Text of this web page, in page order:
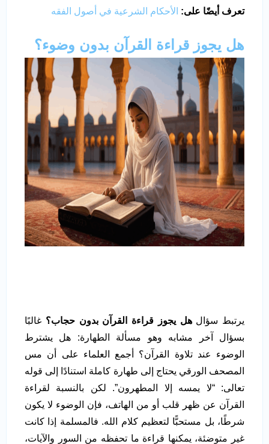
تعرف أيضًا على: الأحكام الشرعية في أصول الفقه
هل يجوز قراءة القرآن بدون وضوء؟
يرتبط سؤالهل يجوز قراءة القرآن بدون حجاب؟ غالبًا
بسؤال آخر مشابه وهو مسألة الطهارة: هل يشترط
الوضوء عند تلاوة القرآن؟ أجمع العلماء على أن مس
المصحف الورقي يحتاج إلى طهارة كاملة استنادًا إلى قوله
تعالى: “لا يمسه إلا المطهرون”. لكن بالنسبة لقراءة
القرآن عن ظهر قلب أو من الهاتف، فإن الوضوء لا يكون
شرطًا، بل مستحبًّا لتعظيم كلام الله. فالمسلمة إذا كانت
غير متوضئة، يمكنها قراءة ما تحفظه من السور والآيات،